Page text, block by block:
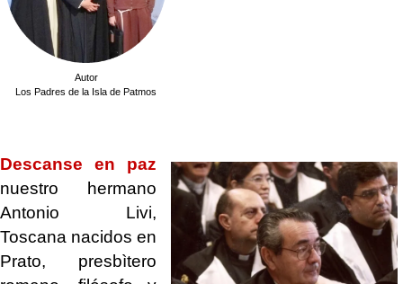
Autor
Los Padres de la Isla de Patmos
Descanse en paz
nuestro hermano
Antonio Livi,
Toscana nacidos en
Prato, presbìtero